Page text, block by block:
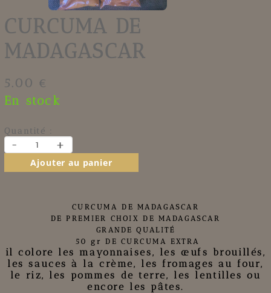
CURCUMA DE
MADAGASCAR
5.00 €
En stock
Quantité :
- +
Ajouter au panier
CURCUMA DE MADAGASCAR
DE PREMIER CHOIX DE MADAGASCAR
GRANDE QUALITÉ
50 gr DE CURCUMA EXTRA
il colore les mayonnaises, les œufs brouillés,
les sauces à la crème, les fromages au four,
le riz, les pommes de terre, les lentilles ou
encore les pâtes.